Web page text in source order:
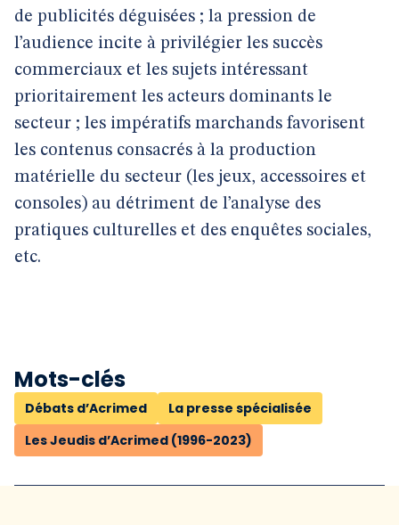
de publicités déguisées ; la pression de
l’audience incite à privilégier les succès
commerciaux et les sujets intéressant
prioritairement les acteurs dominants le
secteur ; les impératifs marchands favorisent
les contenus consacrés à la production
matérielle du secteur (les jeux, accessoires et
consoles) au détriment de l’analyse des
pratiques culturelles et des enquêtes sociales,
etc.
Mots-clés
Débats d’Acrimed
La presse spécialisée
Les Jeudis d’Acrimed (1996-2023)